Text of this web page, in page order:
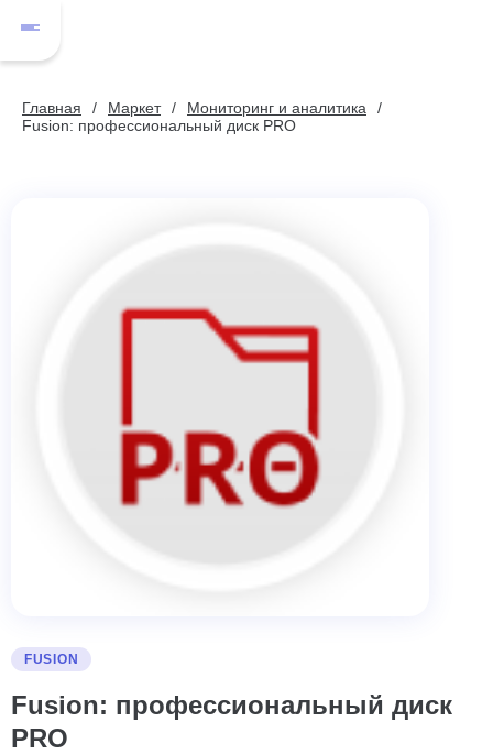
Главная Маркет
Мониторинг и аналитика
Fusion: профессиональный диск PRO
FUSION
Fusion: профессиональный диск
PRO